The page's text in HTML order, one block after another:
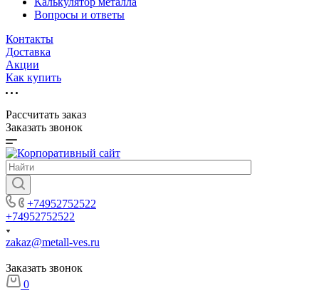
Вопросы и ответы
Контакты
Доставка
Акции
Как купить
Рассчитать заказ
Заказать звонок
+74952752522
+74952752522
zakaz@metall-ves.ru
Заказать звонок
0